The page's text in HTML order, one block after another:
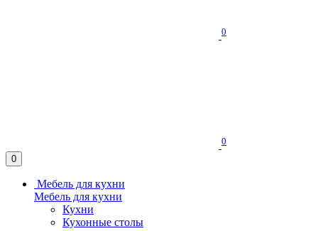
0
0
0
Мебель для кухни
Мебель для кухни
Кухни
Кухонные столы